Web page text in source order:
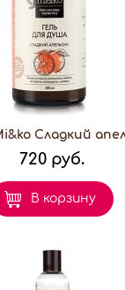
Сладкий
720 руб.
В корзину